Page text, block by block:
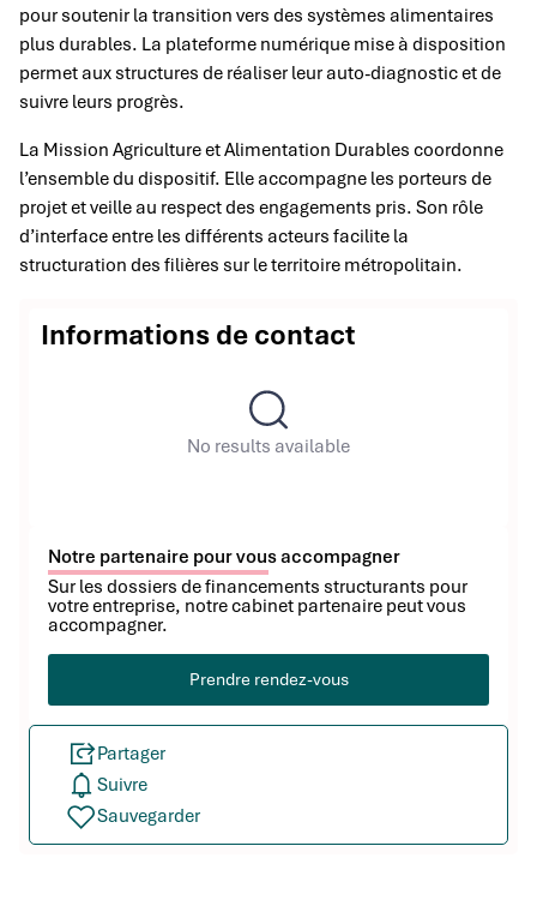
pour soutenir la transition vers des systèmes alimentaires
plus durables. La plateforme numérique mise à disposition
permet aux structures de réaliser leur auto-diagnostic et de
suivre leurs progrès.
La Mission Agriculture et Alimentation Durables coordonne
l’ensemble du dispositif. Elle accompagne les porteurs de
projet et veille au respect des engagements pris. Son rôle
d’interface entre les différents acteurs facilite la
structuration des filières sur le territoire métropolitain.
Informations de contact
No results available
Notre partenaire pour vous accompagner
Sur les dossiers de financements structurants pour
votre entreprise, notre cabinet partenaire peut vous
accompagner.
Prendre rendez-vous
Partager
Suivre
Sauvegarder